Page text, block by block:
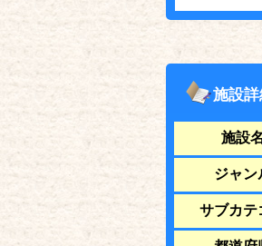
施
施設名
ジャン
サブカテ